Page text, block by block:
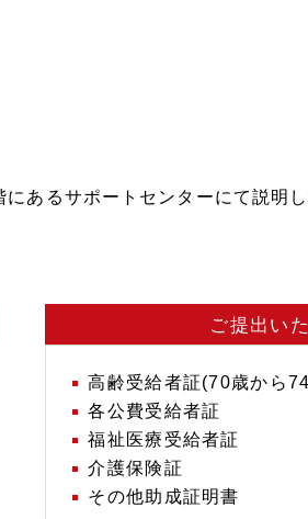
あるサポートセンターにて説明
ご提出い
高齢受給者証(70歳から
各公費受給者証
福祉医療受給者証
介護保険証
その他助成証明書